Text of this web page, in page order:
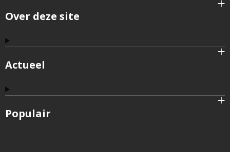
Over deze site
Actueel
Populair